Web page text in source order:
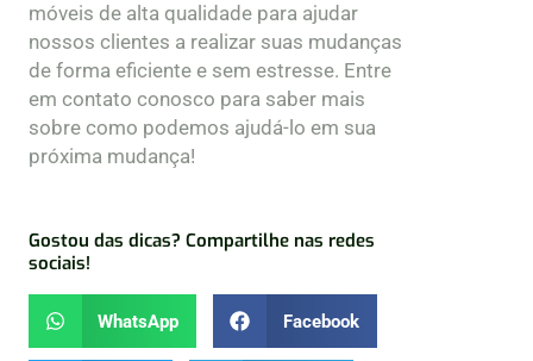
móveis de alta qualidade para ajudar
nossos clientes a realizar suas mudanças
de forma eficiente e sem estresse. Entre
em contato conosco para saber mais
sobre como podemos ajudá-lo em sua
próxima mudança!
Gostou das dicas? Compartilhe nas redes
sociais!
WhatsApp Facebook